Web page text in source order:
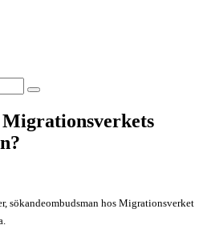
sökandeombudsman hos Migrationsverket